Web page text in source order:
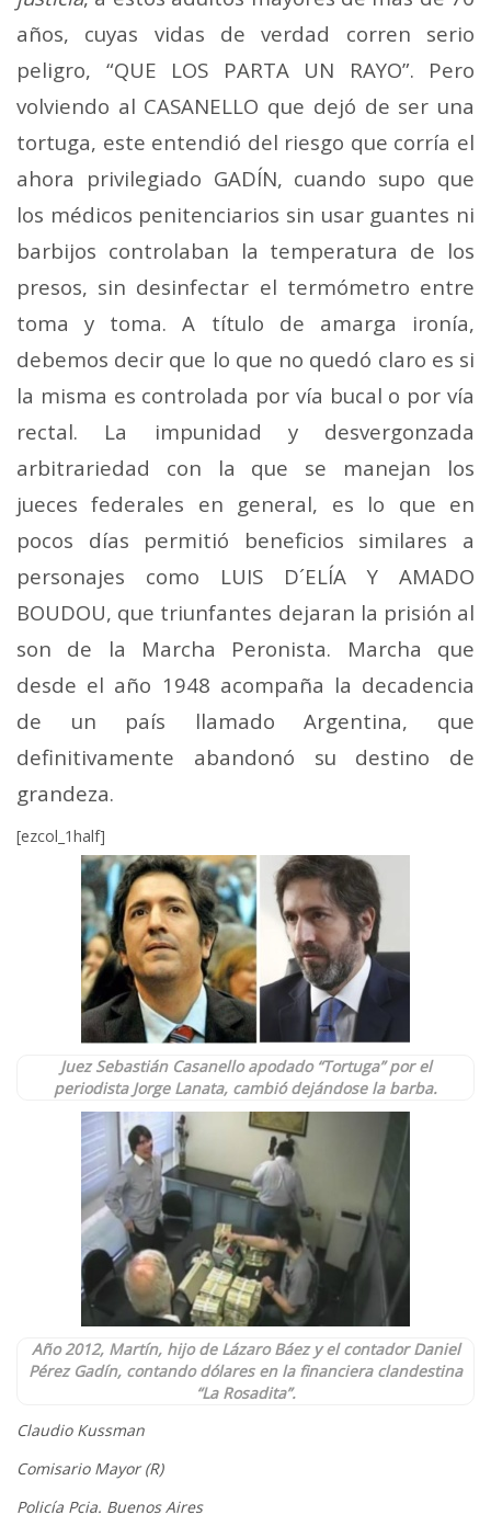
años, cuyas vidas de verdad corren serio
peligro, “QUE LOS PARTA UN RAYO”. Pero
volviendo al CASANELLO que dejó de ser una
tortuga, este entendió del riesgo que corría el
ahora privilegiado GADÍN, cuando supo que
los médicos penitenciarios sin usar guantes ni
barbijos controlaban la temperatura de los
presos, sin desinfectar el termómetro entre
toma y toma. A título de amarga ironía,
debemos decir que lo que no quedó claro es si
la misma es controlada por vía bucal o por vía
rectal. La impunidad y desvergonzada
arbitrariedad con la que se manejan los
jueces federales en general, es lo que en
pocos días permitió beneficios similares a
personajes como LUIS D´ELÍA Y AMADO
BOUDOU, que triunfantes dejaran la prisión al
son de la Marcha Peronista. Marcha que
desde el año 1948 acompaña la decadencia
de un país llamado Argentina, que
definitivamente abandonó su destino de
grandeza.
[ezcol_1half]
Juez Sebastián Casanello apodado “Tortuga” por el
periodista Jorge Lanata, cambió dejándose la barba.
Año 2012, Martín, hijo de Lázaro Báez y el contador Daniel
Pérez Gadín, contando dólares en la financiera clandestina
“La Rosadita”.
Claudio Kussman
Comisario Mayor (R)
Policía Pcia. Buenos Aires